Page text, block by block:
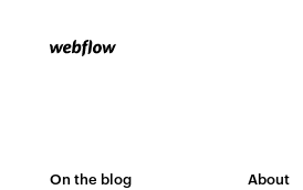
On the blog About